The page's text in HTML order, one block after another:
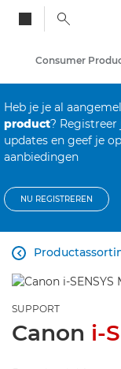
Consumer
Heb je je al
product?
updates en geef je
aanbiedingen
NU REGISTREREN

SUPPORT
Canon i-